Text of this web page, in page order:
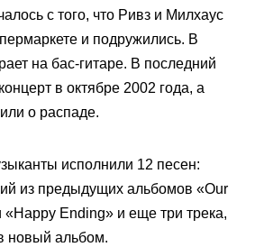
с того, что Ривз и Милхаус
и подружились. В
на бас-гитаре. В последний
в октябре 2002 года, а
о распаде.
исполнили 12 песен:
из предыдущих альбомов «Our
«Happy Ending» и еще три трека,
новый альбом.